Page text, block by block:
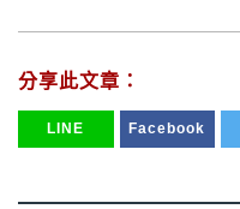
分享此文章：
LINE Facebook